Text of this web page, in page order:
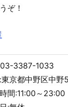
ぞ！
3387-1033
東京都中野区中
間:11:00～23:00